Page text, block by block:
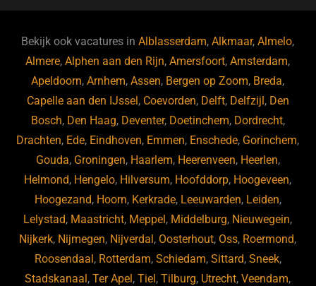
b
o
o
k
ky dI
n
Bekijk ook vacatures inAlblasserdam,Alkmaar,Almelo,
Almere,Alphen aan den Rijn,Amersfoort,Amsterdam,
Apeldoorn,Arnhem,Assen, Bergen op Zoom, Breda,
Capelle aan den IJssel , Coevorden, Delft, Delfzijl , Den
Bosch, Den Haag, Deventer, Doetinchem, Dordrecht,
Drachten, Ede, Eindhoven, Emmen, Enschede, Gorinchem,
Gouda, Groningen, Haarlem, Heerenveen, Heerlen,
Helmond, Hengelo, Hilversum, Hoofddorp, Hoogeveen,
Hoogezand, Hoorn, Kerkrade, Leeuwarden, Leiden,
Lelystad, Maastricht, Meppel , Middelburg, Nieuwegein,
Nijkerk, Nijmegen, Nijverdal , Oosterhout, Oss, Roermond,
Roosendaal , Rotterdam, Schiedam, Sittard, Sneek,
Stadskanaal ,Ter Apel ,Tiel ,Tilburg, Utrecht,Veendam,